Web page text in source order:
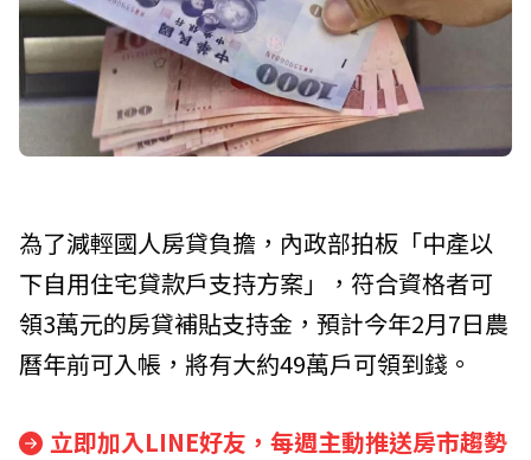
為了減輕國人房貸負擔，內政部拍板「中產以
下自用住宅貸款戶支持方案」，符合資格者可
領3萬元的房貸補貼支持金，預計今年2月7日農
曆年前可入帳，將有大約49萬戶可領到錢。
立即加入LINE好友，每週主動推送房市趨勢